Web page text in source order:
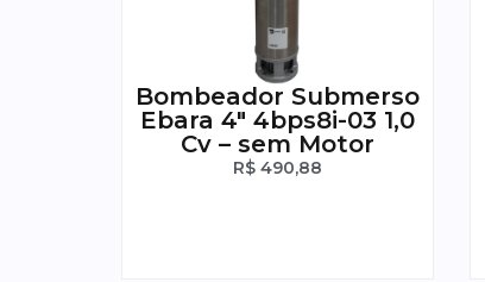
Bombeador Submerso
Ebara 4″ 4bps8i-03 1,0
Cv – sem Motor
R$490,88